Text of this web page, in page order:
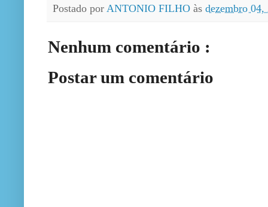
Postado por ANTONIO FILHO às dezembro
Nenhum comentário :
Postar um comentário